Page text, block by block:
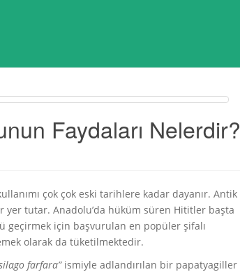
Faydaları Nelerdir?
çok çok eski tarihlere kadar dayanır. Antik
yer tutar. Anadolu’da hüküm süren Hititler başta
geçirmek için başvurulan en popüler şifalı
olarak da tüketilmektedir.
farfara”ismiyle adlandırılan bir papatyagiller